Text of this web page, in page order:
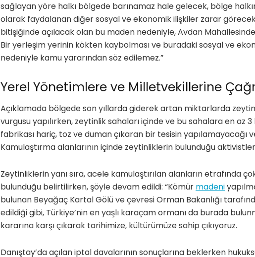
sağlayan yöre halkı bölgede barınamaz hale gelecek, bölge
olarak faydalanan diğer sosyal ve ekonomik ilişkiler zarar
bitişiğinde açılacak olan bu maden nedeniyle, Avdan
Bir yerleşim yerinin kökten kaybolması ve buradaki sosyal ve
nedeniyle kamu yararından söz edilemez.”
Yerel Yönetimlere ve Milletvekillerine
Açıklamada bölgede son yıllarda giderek artan miktarlarda
vurgusu yapılırken, zeytinlik sahaları içinde ve bu sahalara en az
fabrikası hariç, toz ve duman çıkaran bir tesisin yapılamayacağı
Kamulaştırma alanlarının içinde zeytinliklerin bulunduğu
Zeytinliklerin yanı sıra, acele kamulaştırılan alanların etrafında
bulunduğu belirtilirken, şöyle devam edildi: “Kömür madeni
bulunan Beyağaç Kartal Gölü ve çevresi Orman Bakanlığı
edildiği gibi, Türkiye’nin en yaşlı karaçam ormanı da burada
kararına karşı çıkarak tarihimize, kültürümüze sahip çıkıyoruz.
Danıştay’da açılan iptal davalarının sonuçlarına beklerken